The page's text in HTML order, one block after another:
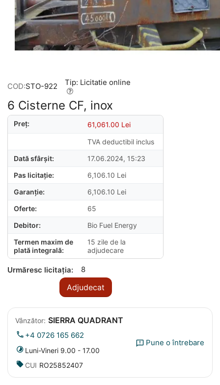
COD:STO-922 Tip: Licitatie online
6 Cisterne CF, inox
Preț: 61,061.00 Lei
TVA deductibil inclus
Dată sfârșit:
17.06.2024, 15:23
Pas licitație:
6,106.10 Lei
Garanție:
6,106.10 Lei
Oferte:
65
Debitor:
Bio Fuel Energy
Termen maxim de
plată integrală:
15 zile de la
adjudecare
Urmăresc licitația: 8
Adjudecat
Vânzător: SIERRA QUADRANT
+4 0726 165 662
Luni-Vineri 9.00 - 17.00
CUI RO25852407
Pune o întrebare